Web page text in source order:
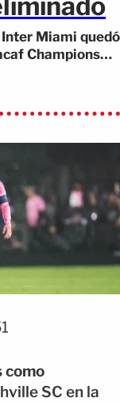
Miami quedó
Champions
como
SC en la